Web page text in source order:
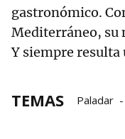
gastronómico.
Mediterráneo, su
Y siempre resulta
TEMAS Paladar